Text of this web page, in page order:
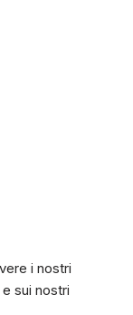
i nostri
e sui nostri